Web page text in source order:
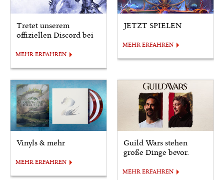
Tretet unserem
offiziellen Discord bei
MEHR ERFAHREN
JETZT SPIELEN
MEHR ERFAHREN
Vinyls & mehr
MEHR ERFAHREN
Guild Wars stehen
große Dinge bevor.
MEHR ERFAHREN